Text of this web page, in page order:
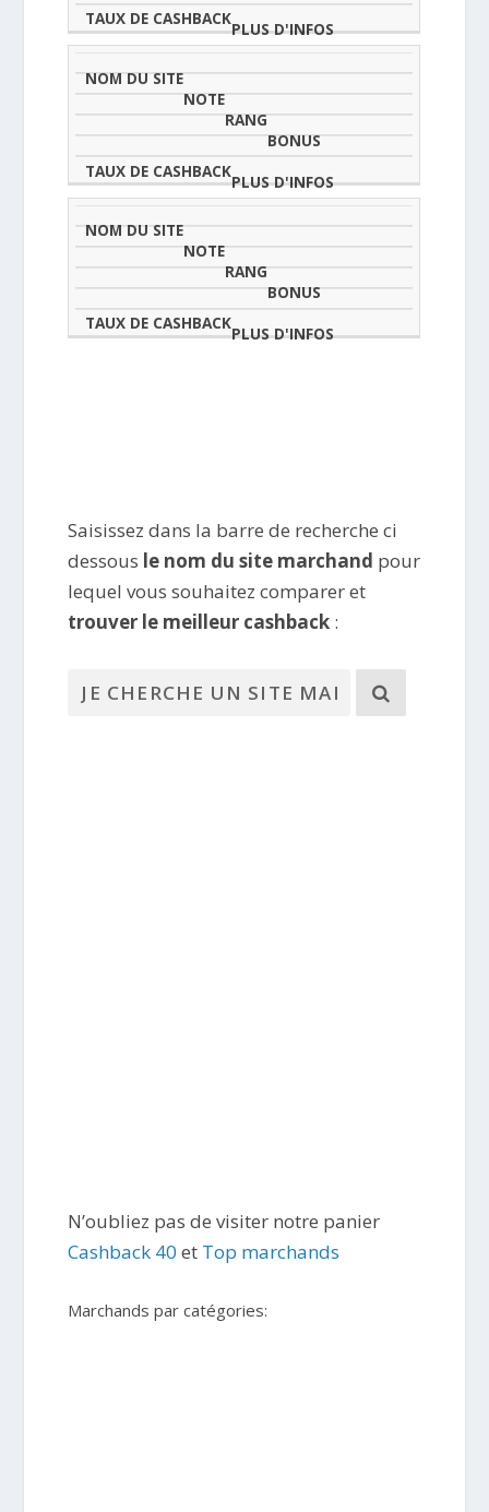
Saisissez dans la barre de recherche ci
dessous le nom du site marchand pour
lequel vous souhaitez comparer et
trouver le meilleur cashback :
N’oubliez pas de visiter notre panier
Cashback 40 et Top marchands
Marchands par catégories: